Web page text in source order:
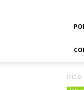
Inicio